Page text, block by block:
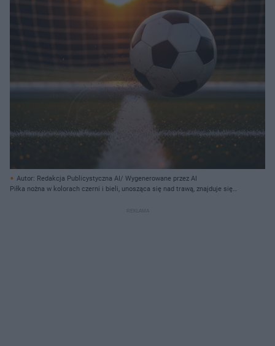
Autor: Redakcja Publicystyczna AI/ Wygenerowane przez AI
Piłka nożna w kolorach czerni i bieli, unosząca się nad trawą, znajduje się
zieleni, tworząc chmurę brązowo-złotego pyłu z kilkoma widocznymi